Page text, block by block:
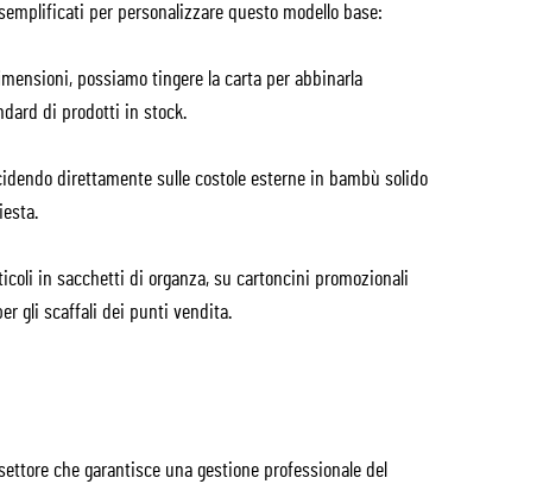
per personalizzare questo modello base:
possiamo tingere la carta per abbinarla
di prodotti in stock.
direttamente sulle costole esterne in bambù solido
in sacchetti di organza, su cartoncini promozionali
gli scaffali dei punti vendita.
che garantisce una gestione professionale del